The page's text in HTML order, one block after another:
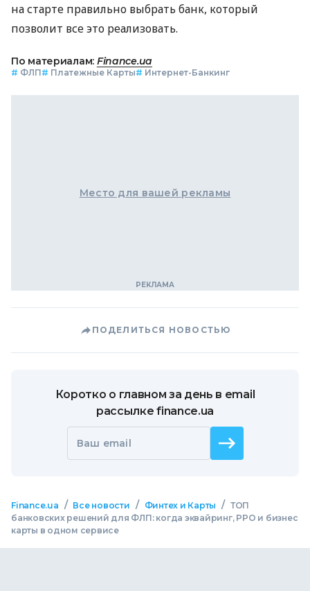
на старте правильно выбрать банк, который
позволит все это реализовать.
По материалам: Finance.ua
# ФЛП# Платежные Карты# Интернет-Банкинг
Место для вашей рекламы
ПОДЕЛИТЬСЯ НОВОСТЬЮ
Коротко о главном за день в email
рассылке finance.ua
Ваш email
Finance.ua / Все новости / Финтех и Карты / ТОП
банковских решений для ФЛП: когда эквайринг, РРО и бизнес
карты в одном сервисе